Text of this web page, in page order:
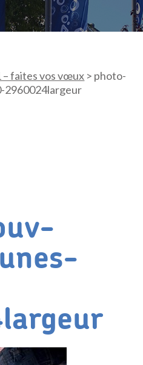
– faites vos vœux > photo-
2960024largeur